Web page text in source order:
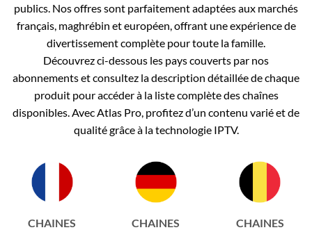
publics. Nos offres sont parfaitement adaptées aux marchés
français, maghrébin et européen, offrant une expérience de
divertissement complète pour toute la famille.
Découvrez ci-dessous les pays couverts par nos
abonnements et consultez la description détaillée de chaque
produit pour accéder à la liste complète des chaînes
disponibles. Avec Atlas Pro, profitez d’un contenu varié et de
qualité grâce à la technologie IPTV.
CHAINES
CHAINES
CHAINES